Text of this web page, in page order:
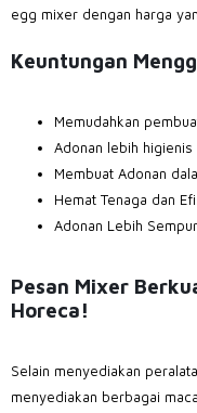
egg mixer dengan harga
Keuntungan
Memudahkan
Adonan lebih higienis
Membuat Adonan
Hemat Tenaga dan
Adonan Lebih
Pesan Mixer
Horeca!
Selain menyediakan
menyediakan berbagai